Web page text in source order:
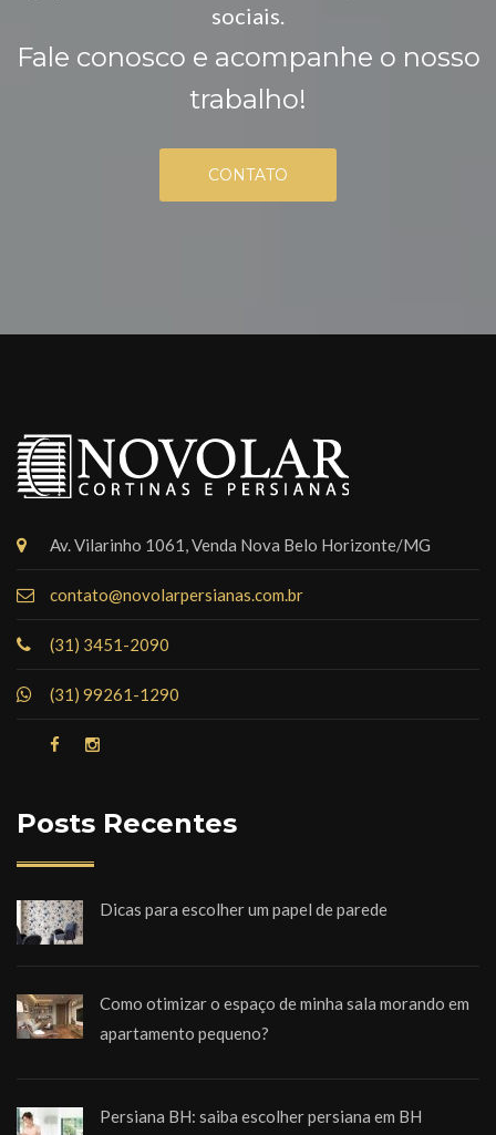
sociais.
Fale conosco e acompanhe o nosso
trabalho!
CONTATO
Av. Vilarinho 1061, Venda Nova Belo Horizonte/MG
contato@novolarpersianas.com.br
(31) 3451-2090
(31) 99261-1290
Posts Recentes
Dicas para escolher um papel de parede
Como otimizar o espaço de minha sala morando em
apartamento pequeno?
Persiana BH: saiba escolher persiana em BH